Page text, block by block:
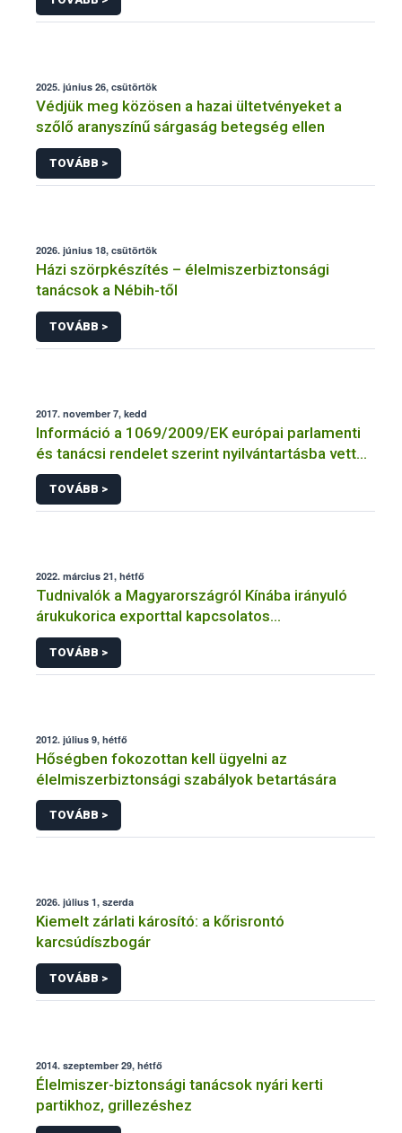
2025. június 26, csütörtök
Védjük meg közösen a hazai ültetvényeket a
szőlő aranyszínű sárgaság betegség ellen
TOVÁBB >
2026. június 18, csütörtök
Házi szörpkészítés – élelmiszerbiztonsági
tanácsok a Nébih-től
TOVÁBB >
2017. november 7, kedd
Információ a 1069/2009/EK európai parlamenti
és tanácsi rendelet szerint nyilvántartásba vett
vagy engedélyezett üzemek jegyzékéhez
TOVÁBB >
2022. március 21, hétfő
Tudnivalók a Magyarországról Kínába irányuló
árukukorica exporttal kapcsolatos
kötelezettségekről
TOVÁBB >
2012. július 9, hétfő
Hőségben fokozottan kell ügyelni az
élelmiszerbiztonsági szabályok betartására
TOVÁBB >
2026. július 1, szerda
Kiemelt zárlati károsító: a kőrisrontó
karcsúdíszbogár
TOVÁBB >
2014. szeptember 29, hétfő
Élelmiszer-biztonsági tanácsok nyári kerti
partikhoz, grillezéshez